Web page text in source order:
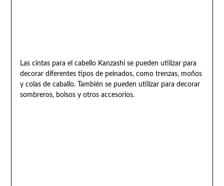
Las cintas para el cabello Kanzashi se pueden utilizar para
decorar diferentes tipos de peinados, como trenzas, moños
y colas de caballo. También se pueden utilizar para decorar
sombreros, bolsos y otros accesorios.